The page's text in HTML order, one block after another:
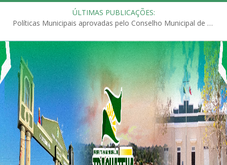
ÚLTIMAS PUBLICAÇÕES:
Políticas Municipais aprovadas pelo Conselho Municipal de Educação (CME)